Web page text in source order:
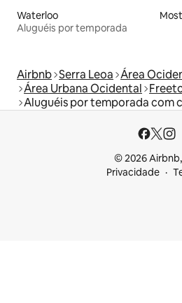
Waterloo
Aluguéis por temporada
Airbnb Serra Leoa Área
Área Urbana Ocidental
Aluguéis por temporada com
© 2026
Privacidade